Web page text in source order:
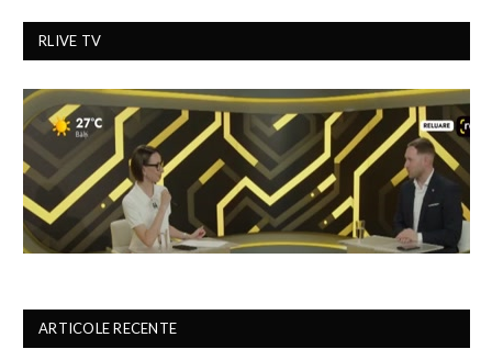
RLIVE TV
ARTICOLE RECENTE